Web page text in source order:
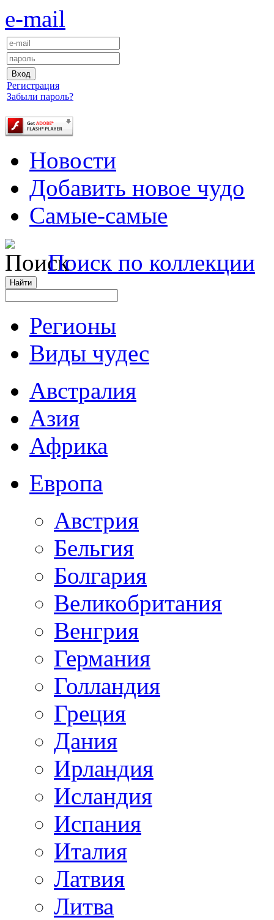
e-mail
Регистрация
Забыли пароль?
Новости
Добавить новое чудо
Самые-самые
Поиск по коллекции
Регионы
Виды чудес
Австралия
Азия
Африка
Европа
Австрия
Бельгия
Болгария
Великобритания
Венгрия
Германия
Голландия
Греция
Дания
Ирландия
Исландия
Испания
Италия
Латвия
Литва